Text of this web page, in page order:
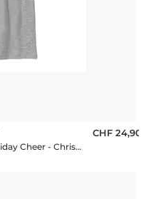
Disney - La Reine des neiges - Olaf Holiday Cheer - Christmas - Enfant T-shirt
CHF 24,90